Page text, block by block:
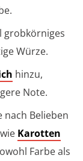
grobkörniges
Würze.
hinzu,
Note.
nach Belieben
Karotten
Farbe als